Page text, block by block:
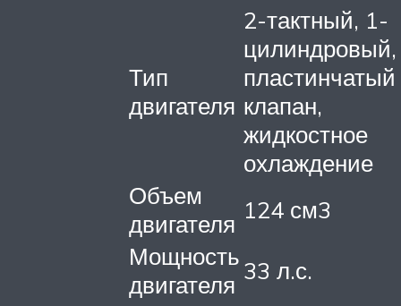
Тип
двигателя
2-тактный, 1-
цилиндровый,
пластинчатый
клапан,
жидкостное
охлаждение
Объем
двигателя 124 см3
Мощность
двигателя 33 л.с.